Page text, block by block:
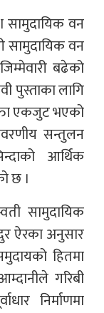
सामुदायिक वन
सामुदायिक वन
बढेको
पुस्ताका लागि
एकजुट भएको
सन्तुलन
आर्थिक
छ ।
सामुदायिक
ऐरका अनुसार
हितमा
गरिबी
निर्माणमा